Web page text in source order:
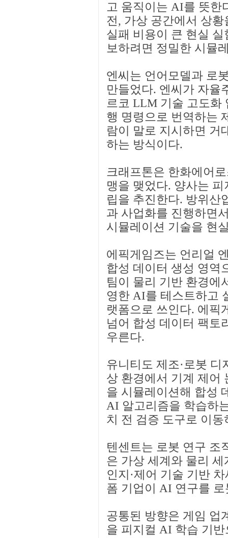
고 움직이는 AI를 뜻한
전, 가상 공간에서 상
실패 비용이 큰 현실
보하려면 정밀한 시뮬
엔씨는 언어모델과 로
만들었다. 엔씨가 자율
르코 LLM 기술 고도화
행 명령으로 번역하는
람이 말로 지시하면 거
하는 방식이다.
크래프톤은 한화에어
맹을 맺었다. 양사는
립을 추진한다. 방위산
과 사업화를 진행하면
시뮬레이션 기술을 현
에픽게임즈는 언리얼
합성 데이터 생성 영역
팀이 물리 기반 환경에
영한 AI를 테스트하고
랫폼으로 쓰인다. 에픽
넘어 합성 데이터 팩토
우른다.
유니티도 제조·로봇
상 환경에서 기계 제어
을 시뮬레이션해 합성
AI 알고리즘을 학습하
치 전 검증 도구로 이
텐센트는 로봇 연구 조
은 가상 세계와 물리
인지·제어 기술 기반
폼 기업이 AI 연구를
공통된 방향은 게임 업
을 피지컬 AI 학습 기